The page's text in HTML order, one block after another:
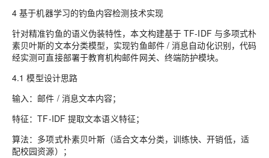
4 基于机器学习的钓鱼内容检测技术实现
针对精准钓鱼的语义伪装特性，本文构建基于 TF-IDF 与多项式朴
素贝叶斯的文本分类模型，实现钓鱼邮件 / 消息自动化识别，代码
经实测可直接部署于教育机构邮件网关、终端防护模块。
4.1 模型设计思路
输入：邮件 / 消息文本内容；
特征：TF-IDF 提取文本语义特征；
算法：多项式朴素贝叶斯（适合文本分类，训练快、开销低，适
配校园资源）；